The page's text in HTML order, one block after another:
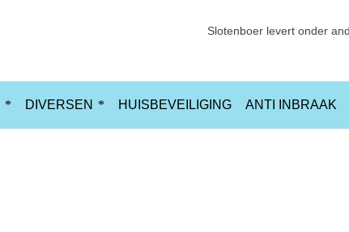
Slotenboer levert onder
DIVERSEN HUISBEVEILIGING ANTI INBRAAK